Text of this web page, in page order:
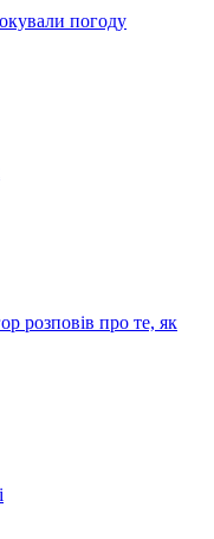
погоду
розповів про те, як